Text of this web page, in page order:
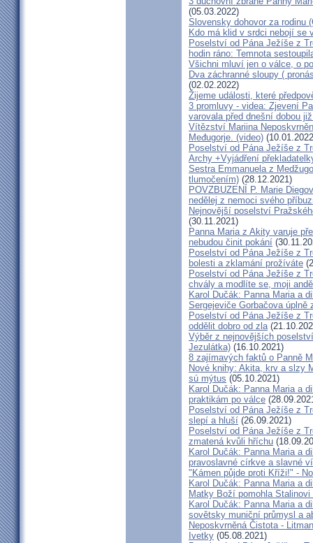
(05.03.2022)
Slovensky dohovor za rodinu
Kdo má klid v srdci nebojí se
Poselství od Pána Ježíše z
hodin ráno: Temnota
Všichni mluví jen o válce, o
Dva záchranné sloupy (
(02.02.2022)
Žijeme události, které
3 promluvy - videa: Zjevení
varovala před dnešní dobou
Vítězství Mariina
Međugorje. (video)
Poselství od Pána Ježíše z
Archy +Vyjádření
Sestra Emmanuela z
tlumočením) (28.12.2021)
POVZBUZENÍ P. Marie
nedělej z nemoci svého
Nejnovější poselství
(30.11.2021)
Panna Maria z Akity varuje
nebudou činit pokání
Poselství od Pána Ježíše z
bolesti a zklamání prožíváte
Poselství od Pána Ježíše z
chvály a modlíte se, moji
Karol Dučák: Panna Maria a
Sergejeviče Gorbačova úplně
Poselství od Pána Ježíše z
oddělit dobro od zla
Výběr z nejnovějších
Jezulátka) (16.10.2021)
8 zajímavých faktů o Panně
Nové knihy: Akita, krv a slzy
sú mýtus (05.10.2021)
Karol Dučák: Panna Maria a
praktikám po válce
Poselství od Pána Ježíše z
slepí a hluší (26.09.2021)
Poselství od Pána Ježíše z
zmatená kvůli hříchu
Karol Dučák: Panna Maria a
pravoslavné církve a slavné
"Kámen půjde proti Kříži!" -
Karol Dučák: Panna Maria a
Matky Boží pomohla Stalinovi
Karol Dučák: Panna Maria a
sovětsky muniční průmysl a
Neposkvrněná Čistota -
Ivetky (05.08.2021)